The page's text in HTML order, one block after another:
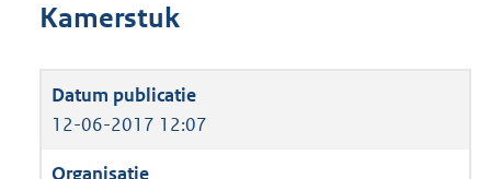
Kamerstuk
12-06-2017 12:07